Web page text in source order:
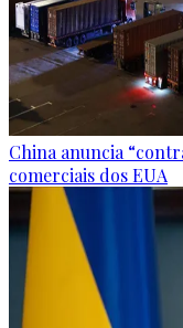
China anuncia
comerciais dos EUA